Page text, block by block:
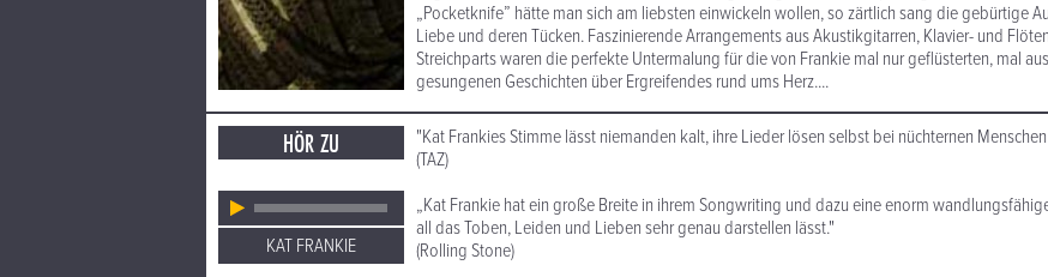
„Pocketknife” hätte man sich am liebsten einwickeln wollen, so zärtlich sang die gebürtige
Liebe und deren Tücken. Faszinierende Arrangements aus Akustikgitarren, Klavier- und
Streichparts waren die perfekte Untermalung für die von Frankie mal nur geflüsterten, mal
gesungenen Geschichten über Ergreifendes rund ums Herz....
HÖR ZU
KAT FRANKIE
"Kat Frankies Stimme lässt niemanden kalt, ihre Lieder lösen selbst bei nüchternen
(TAZ)
„Kat Frankie hat ein große Breite in ihrem Songwriting und dazu eine enorm
all das Toben, Leiden und Lieben sehr genau darstellen lässt."
(Rolling Stone)